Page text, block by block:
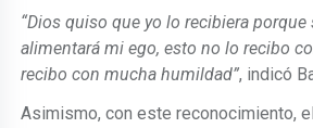
“Dios quiso que yo lo recibiera porque
alimentará mi ego, esto no lo recibo
recibo con mucha humildad”, indicó
Asimismo, con este reconocimiento,